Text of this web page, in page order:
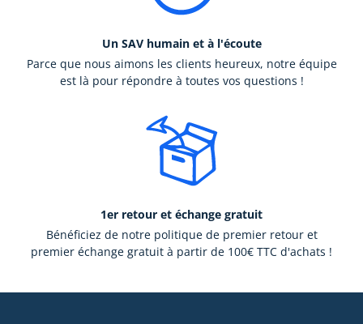
Un SAV humain et à l'écoute
Parce que nous aimons les clients heureux, notre équipe
est là pour répondre à toutes vos questions !
1er retour et échange gratuit
Bénéficiez de notre politique de premier retour et
premier échange gratuit à partir de 100€ TTC d'achats !